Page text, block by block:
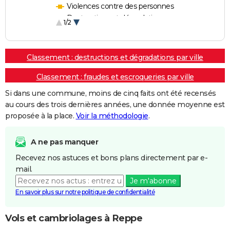
Violences contre des personnes
Destructions et dégradations
1/2
Classement : destructions et dégradations par ville
Classement : fraudes et escroqueries par ville
Si dans une commune, moins de cinq faits ont été recensés
au cours des trois dernières années, une donnée moyenne est
proposée à la place. Voir la méthodologie.
A ne pas manquer
Recevez nos astuces et bons plans directement par e-
mail.
Je m'abonne
En savoir plus sur notre politique de confidentialité
Vols et cambriolages à Reppe